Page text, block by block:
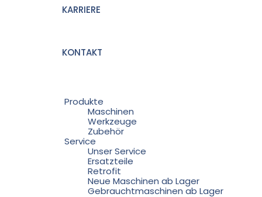
KARRIERE
KONTAKT
Produkte
Maschinen
Werkzeuge
Zubehör
Service
Unser Service
Ersatzteile
Retrofit
Neue Maschinen ab Lager
Gebrauchtmaschinen ab Lager